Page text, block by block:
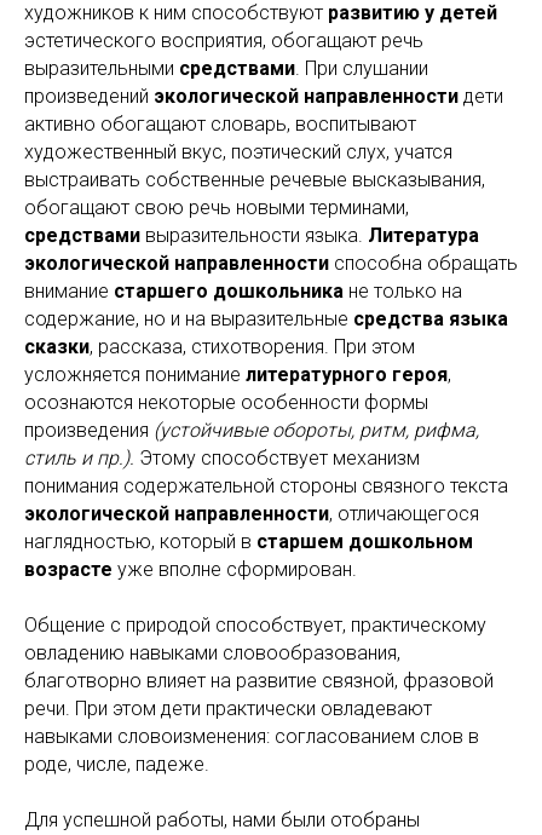
художников к ним способствуют развитию у детей
эстетического восприятия, обогащают речь
выразительными средствами. При слушании
произведений экологической направленности дети
активно обогащают словарь, воспитывают
художественный вкус, поэтический слух, учатся
выстраивать собственные речевые высказывания,
обогащают свою речь новыми терминами,
средствами выразительности языка. Литература
экологической направленности способна обращать
внимание старшего дошкольника не только на
содержание, но и на выразительные средства языка
сказки, рассказа, стихотворения. При этом
усложняется понимание литературного героя,
осознаются некоторые особенности формы
произведения (устойчивые обороты, ритм, рифма,
стиль и пр.). Этому способствует механизм
понимания содержательной стороны связного текста
экологической направленности, отличающегося
наглядностью, который в старшем дошкольном
возрасте уже вполне сформирован.
Общение с природой способствует, практическому
овладению навыками словообразования,
благотворно влияет на развитие связной, фразовой
речи. При этом дети практически овладевают
навыками словоизменения: согласованием слов в
роде, числе, падеже.
Для успешной работы, нами были отобраны